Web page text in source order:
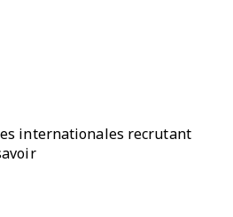
internationales recrutant